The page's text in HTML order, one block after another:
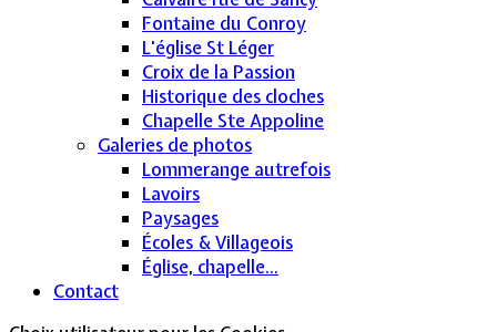
Fontaine du Conroy
L'église St Léger
Croix de la Passion
Historique des cloches
Chapelle Ste Appoline
Galeries de photos
Lommerange autrefois
Lavoirs
Paysages
Écoles & Villageois
Église, chapelle...
Contact